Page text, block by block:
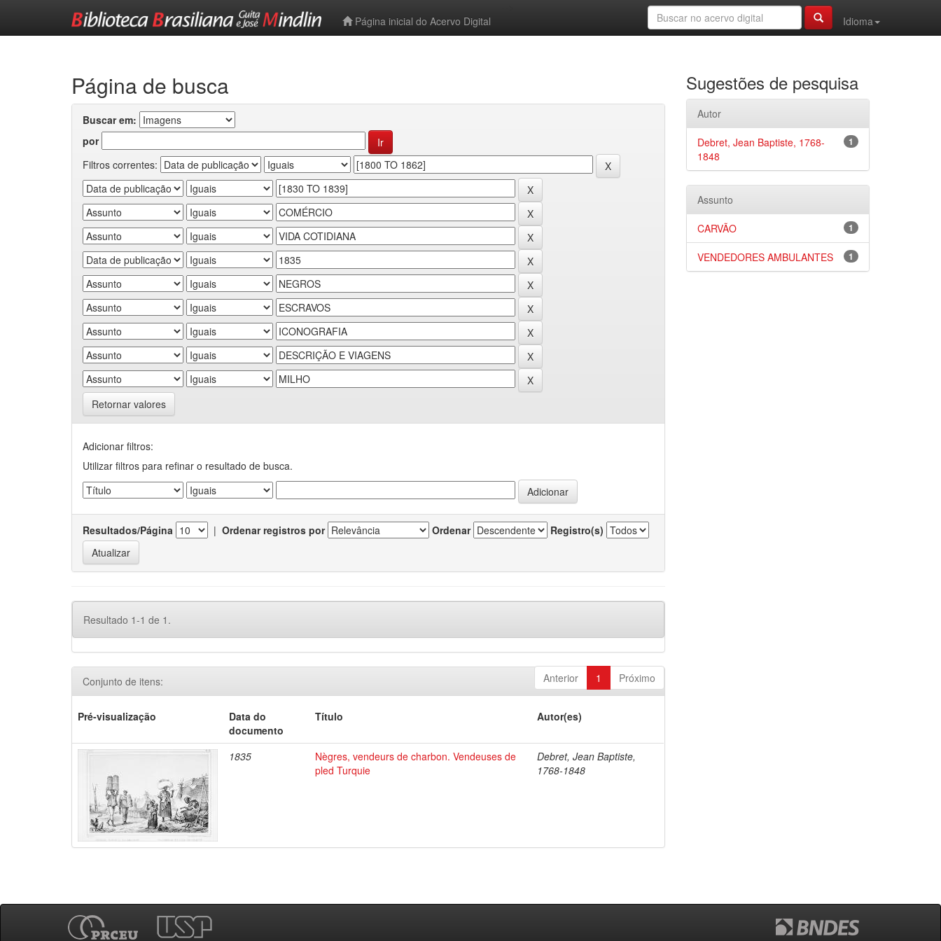
Página inicial do Acervo Digital
Idioma
Página de busca
Buscar em:
por
Filtros correntes:
Retornar valores
Adicionar filtros:
Utilizar filtros para refinar o resultado de busca.
Resultados/Página | Ordenar registros por Ordenar Registro(s)
Resultado 1-1 de 1.
Anterior 1 Próximo
Conjunto de itens:
Pré-visualização
Data do
documento
Título Autor(es)
1835
Nègres, vendeurs de charbon. Vendeuses de
pled Turquie
Debret, Jean Baptiste,
1768-1848
Sugestões de pesquisa
Autor
1
Debret, Jean Baptiste, 1768-
1848
Assunto
1
CARVÃO
1
VENDEDORES AMBULANTES